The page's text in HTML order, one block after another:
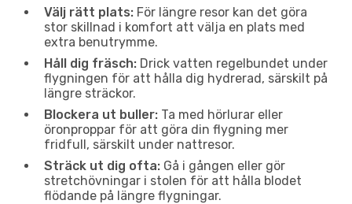
Välj rätt plats: För längre resor kan det göra
stor skillnad i komfort att välja en plats med
extra benutrymme.
Håll dig fräsch: Drick vatten regelbundet under
flygningen för att hålla dig hydrerad, särskilt på
längre sträckor.
Blockera ut buller: Ta med hörlurar eller
öronproppar för att göra din flygning mer
fridfull, särskilt under nattresor.
Sträck ut dig ofta: Gå i gången eller gör
stretchövningar i stolen för att hålla blodet
flödande på längre flygningar.